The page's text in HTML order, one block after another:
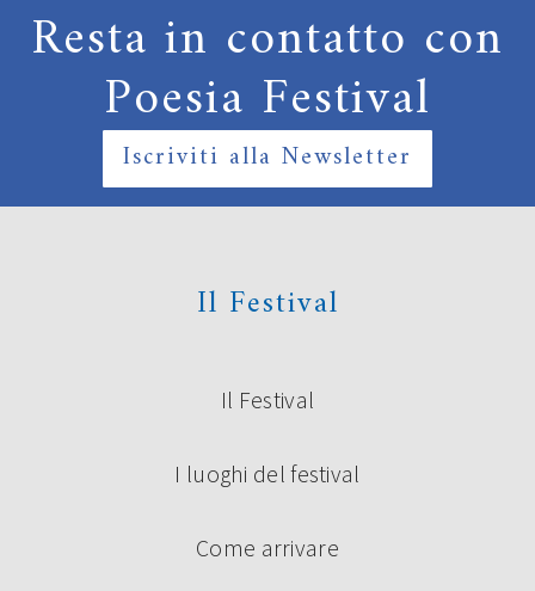
Resta in contatto con
Poesia Festival
Iscriviti alla Newsletter
Il Festival
Il Festival
I luoghi del festival
Come arrivare